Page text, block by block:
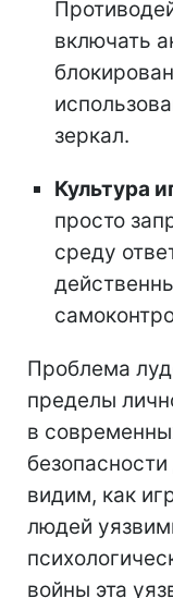
включать
зеркал.
Культура
просто
среду
Проблема
пределы
в
видим, как
людей
войны эта